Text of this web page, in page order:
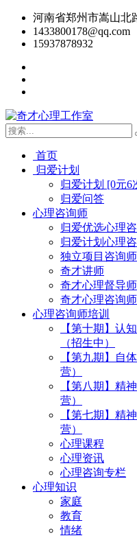
河南省郑州市嵩山北
1433800178@qq.com
15937878932
首页
归爱计划
归爱计划 [0元6
归爱问答
心理咨询师
归爱优选心理
归爱计划心理
独立项目咨询师
奇才讲师
奇才心理督导师
奇才心理咨询师
心理咨询师培训
【第十期】认
（招生中）
【第九期】自
营）
【第八期】精
营）
【第七期】精
营）
心理课程
心理资讯
心理咨询专栏
心理知识
家庭
教育
情绪